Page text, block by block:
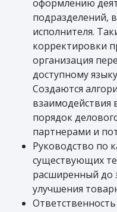
оформлению
подразделений,
исполнителя.
корректировки
организация
доступному
Создаются
взаимодействия
порядок
партнерами и
Руководство по
существующих
расширенный до
улучшения